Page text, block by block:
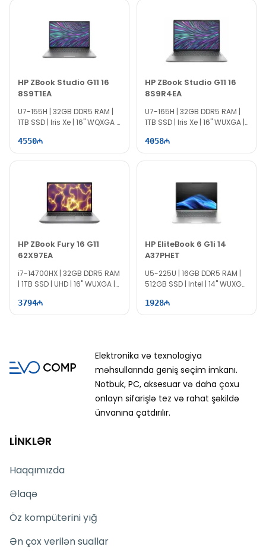
HP ZBook Studio G11 16
8S9T1EA
U7-155H | 32GB DDR5 RAM |
1TB SSD | Iris Xe | 16" WQXGA |
4550
HP ZBook Studio G11 16
8S9R4EA
U7-165H | 32GB DDR5 RAM |
1TB SSD | Iris Xe | 16" WUXGA |
4058
HP ZBook Fury 16 G11
62X97EA
i7-14700HX | 32GB DDR5 RAM
| 1TB SSD | UHD | 16" WUXGA |
3794
HP EliteBook 6 G1i 14
A37PHET
U5-225U | 16GB DDR5 RAM |
512GB SSD | Intel | 14" WUXGA
1928
Elektronika və texnologiya
məhsullarında geniş seçim imkanı.
Notbuk, PC, aksesuar və daha çoxu
onlayn sifarişlə tez və rahat şəkildə
ünvanına çatdırılır.
LİNKLƏR
Haqqımızda
Əlaqə
Öz kompüterini yığ
Ən çox verilən suallar